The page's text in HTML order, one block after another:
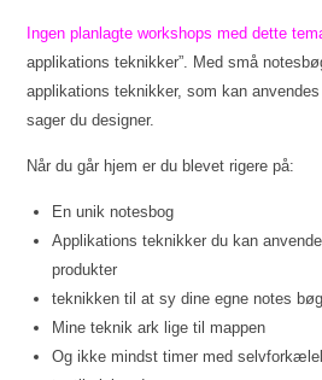
Ingen planlagte workshops med dette
applikations teknikker”. Med små
applikations teknikker, som kan
sager du designer.
Når du går hjem er du blevet rigere på:
En unik notesbog
Applikations teknikker du kan
produkter
teknikken til at sy dine egne notes
Mine teknik ark lige til mappen
Og ikke mindst timer med